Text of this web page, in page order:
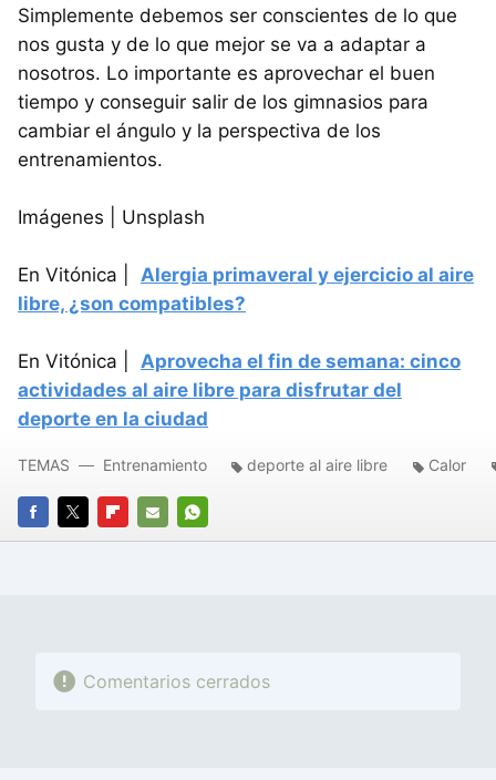
Simplemente debemos ser conscientes de lo que
nos gusta y de lo que mejor se va a adaptar a
nosotros. Lo importante es aprovechar el buen
tiempo y conseguir salir de los gimnasios para
cambiar el ángulo y la perspectiva de los
entrenamientos.
Imágenes | Unsplash
En Vitónica | Alergia primaveral y ejercicio al aire
libre, ¿son compatibles?
En Vitónica | Aprovecha el fin de semana: cinco
actividades al aire libre para disfrutar del
deporte en la ciudad
FACEBOOK
TWITTERFLIPBOARD
E-
WHATSAPP
TEMAS Entrenamiento deporte al aire libre Calor
Comentarios cerrados